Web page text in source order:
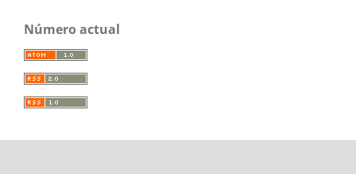
Número actual